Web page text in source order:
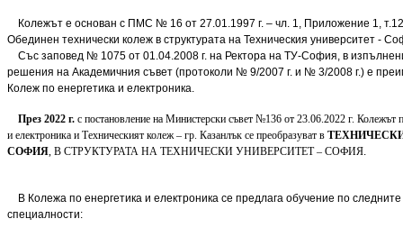
Колежът е основан с ПМС № 16 от 27.01.1997 г. – чл. 1, Приложение 1,
Обединен технически колеж в структурата на Техническия университет -
Със заповед № 1075 от 01.04.2008 г. на Ректора на ТУ-София, в
решения на Академичния съвет (протоколи № 9/2007 г. и № 3/2008 г.) е
Колеж по енергетика и електроника.
През 2022 г. с постановление на Министерски съвет №136 от 23.06.2022 г. Колежът
и електроника и Техническият колеж – гр. Казанлък се преобразуват в
СОФИЯ, В СТРУКТУРАТА НА ТЕХНИЧЕСКИ УНИВЕРСИТЕТ – СОФИЯ.
В Колежа по енергетика и електроника се предлага обучение по следните
специалности: